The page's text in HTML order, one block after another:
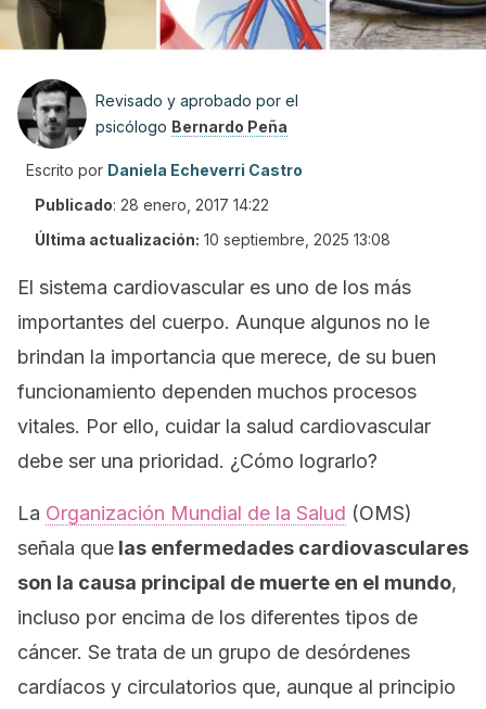
Revisado y aprobado por el
psicólogo Bernardo Peña
Escrito por Daniela Echeverri Castro
Publicado: 28 enero, 2017 14:22
Última actualización: 10 septiembre, 2025 13:08
El sistema cardiovascular es uno de los más
importantes del cuerpo. Aunque algunos no le
brindan la importancia que merece, de su buen
funcionamiento dependen muchos procesos
vitales. Por ello, cuidar la salud cardiovascular
debe ser una prioridad. ¿Cómo lograrlo?
La Organización Mundial de la Salud (OMS)
señala que las enfermedades cardiovasculares
son la causa principal de muerte en el mundo,
incluso por encima de los diferentes tipos de
cáncer. Se trata de un grupo de desórdenes
cardíacos y circulatorios que, aunque al principio